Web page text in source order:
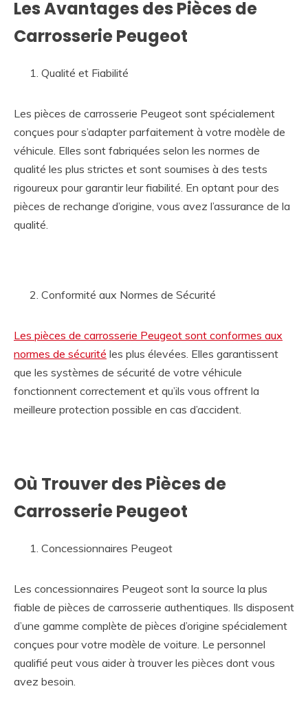
Les Avantages des Pièces de
Carrosserie Peugeot
Qualité et Fiabilité
Les pièces de carrosserie Peugeot sont spécialement
conçues pour s’adapter parfaitement à votre modèle de
véhicule. Elles sont fabriquées selon les normes de
qualité les plus strictes et sont soumises à des tests
rigoureux pour garantir leur fiabilité. En optant pour des
pièces de rechange d’origine, vous avez l’assurance de la
qualité.
Conformité aux Normes de Sécurité
Les pièces de carrosserie Peugeot sont conformes aux
normes de sécurité les plus élevées. Elles garantissent
que les systèmes de sécurité de votre véhicule
fonctionnent correctement et qu’ils vous offrent la
meilleure protection possible en cas d’accident.
Où Trouver des Pièces de
Carrosserie Peugeot
Concessionnaires Peugeot
Les concessionnaires Peugeot sont la source la plus
fiable de pièces de carrosserie authentiques. Ils disposent
d’une gamme complète de pièces d’origine spécialement
conçues pour votre modèle de voiture. Le personnel
qualifié peut vous aider à trouver les pièces dont vous
avez besoin.